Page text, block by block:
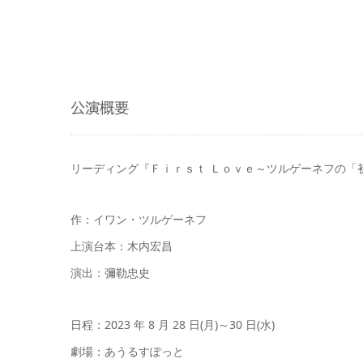
公演概要
リーディング『Ｆｉｒｓｔ Ｌｏｖｅ～ツルゲーネフの「
作：イワン・ツルゲーネフ
上演台本：木内宏昌
演出：彌勒忠史
日程：2023 年 8 月 28 日(月)～30 日(水)
劇場：あうるすぽっと